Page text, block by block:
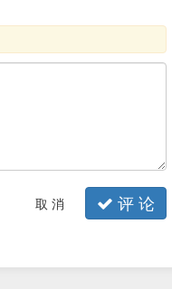
评 论
取 消